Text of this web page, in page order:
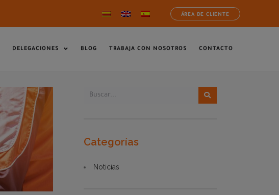
ÁREA DE CLIENTE
DELEGACIONES BLOG TRABAJA CON NOSOTROS CONTACTO
Categorías
Noticias